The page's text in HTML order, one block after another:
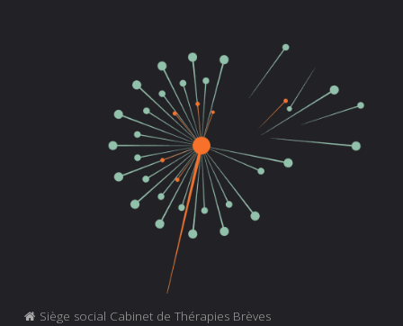
Siège social Cabinet de Thérapies Brèves